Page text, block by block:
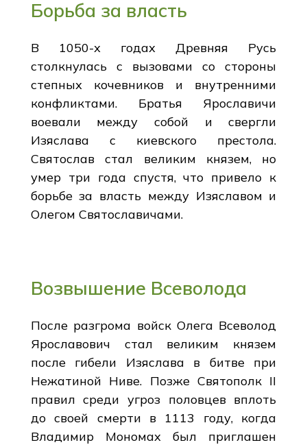
Борьба за власть
В 1050-х годах Древняя Русь
столкнулась с вызовами со стороны
степных кочевников и внутренними
конфликтами. Братья Ярославичи
воевали между собой и свергли
Изяслава с киевского престола.
Святослав стал великим князем, но
умер три года спустя, что привело к
борьбе за власть между Изяславом и
Олегом Святославичами.
Возвышение Всеволода
После разгрома войск Олега Всеволод
Ярославович стал великим князем
после гибели Изяслава в битве при
Нежатиной Ниве. Позже Святополк II
правил среди угроз половцев вплоть
до своей смерти в 1113 году, когда
Владимир Мономах был приглашен